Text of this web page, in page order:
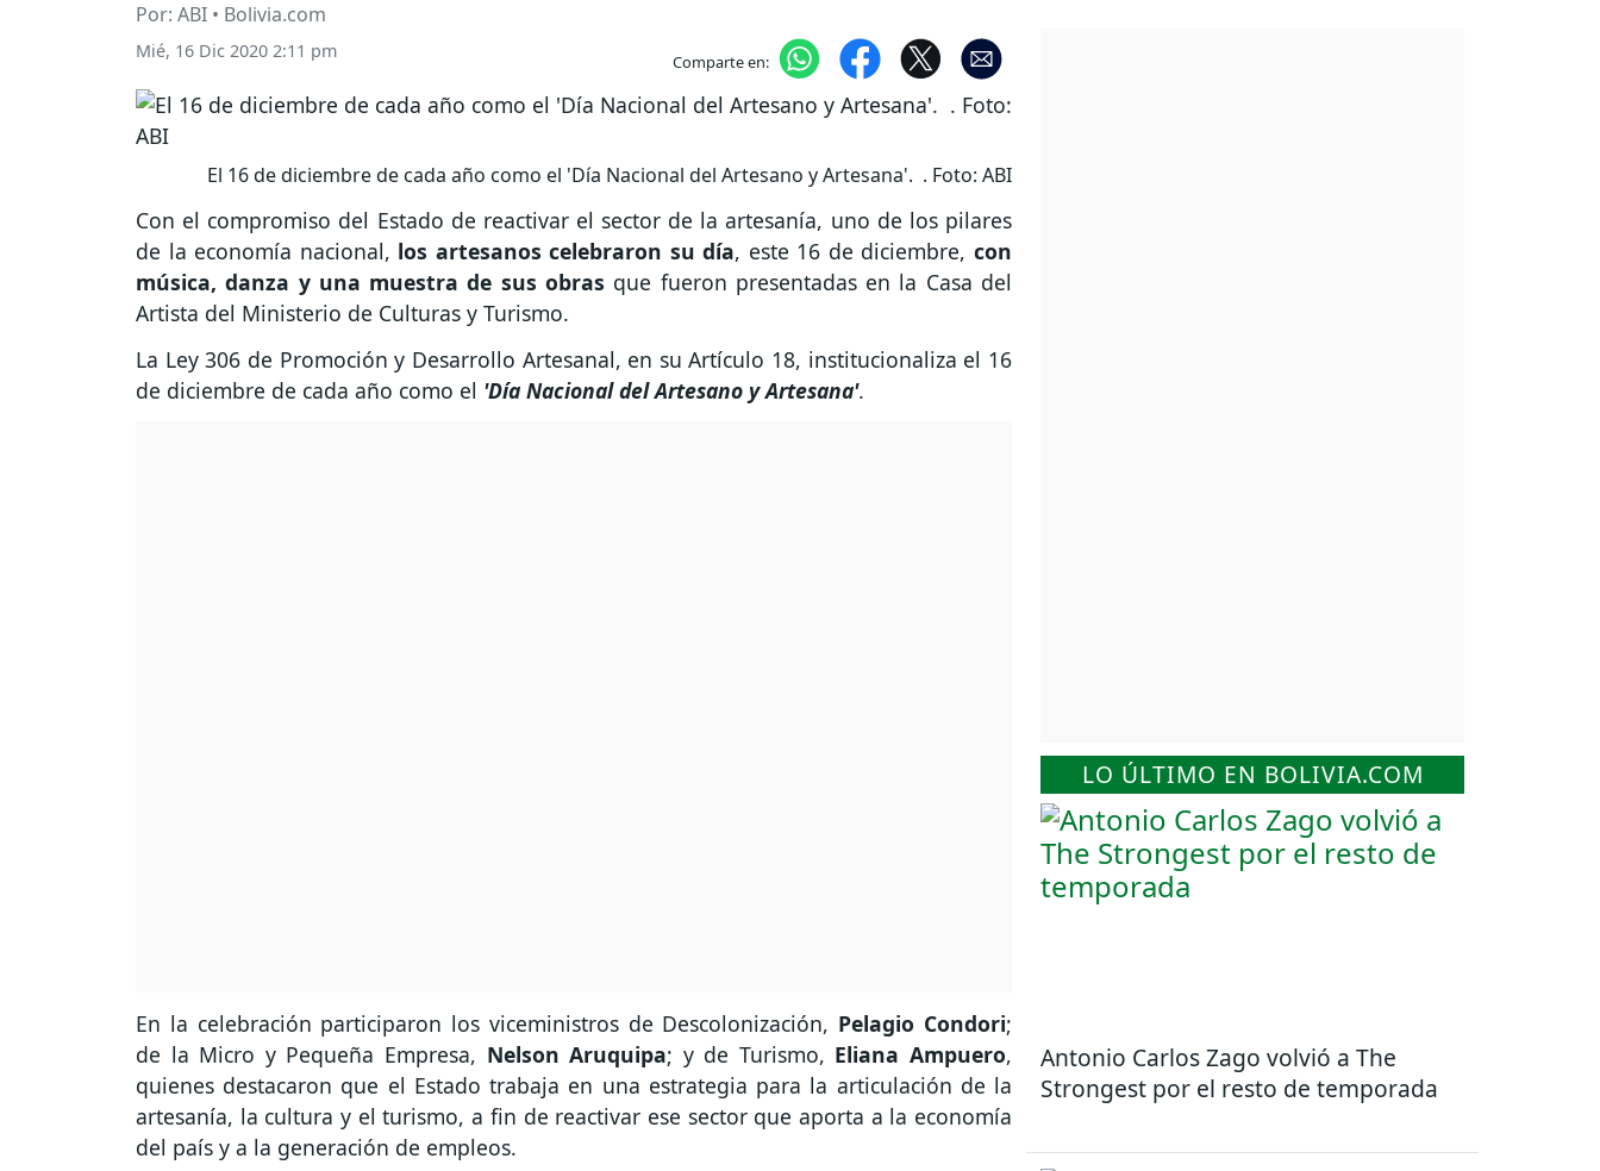
Por: ABI • Bolivia.com
Mié, 16 Dic 2020 2:11 pm Comparte en:
El 16 de diciembre de cada año como el 'Día Nacional del Artesano y Artesana'. . Foto: ABI
Con el compromiso del Estado de reactivar el sector de la artesanía, uno de los pilares
de la economía nacional, los artesanos celebraron su día, este 16 de diciembre, con
música, danza y una muestra de sus obras que fueron presentadas en la Casa del
Artista del Ministerio de Culturas y Turismo.
La Ley 306 de Promoción y Desarrollo Artesanal, en su Artículo 18, institucionaliza el 16
de diciembre de cada año como el 'Día Nacional del Artesano y Artesana'.
En la celebración participaron los viceministros de Descolonización, Pelagio Condori;
de la Micro y Pequeña Empresa, Nelson Aruquipa; y de Turismo, Eliana Ampuero,
quienes destacaron que el Estado trabaja en una estrategia para la articulación de la
artesanía, la cultura y el turismo, a fin de reactivar ese sector que aporta a la economía
del país y a la generación de empleos.
LO ÚLTIMO EN BOLIVIA.COM
Antonio Carlos Zago volvió a The
Strongest por el resto de temporada